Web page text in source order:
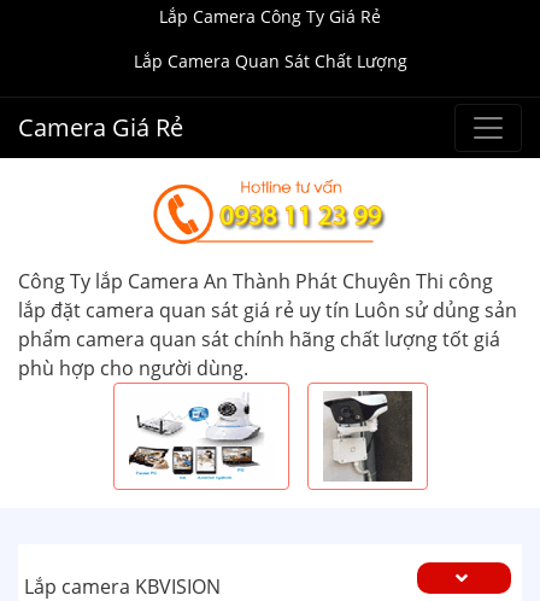
Lắp Camera Công Ty Giá Rẻ
Lắp Camera Quan Sát Chất Lượng
Camera Giá Rẻ
Công Ty lắp Camera An Thành Phát Chuyên Thi công
lắp đặt camera quan sát giá rẻ uy tín Luôn sử dủng sản
phẩm camera quan sát chính hãng chất lượng tốt giá
phù hợp cho người dùng.
Lắp camera KBVISION